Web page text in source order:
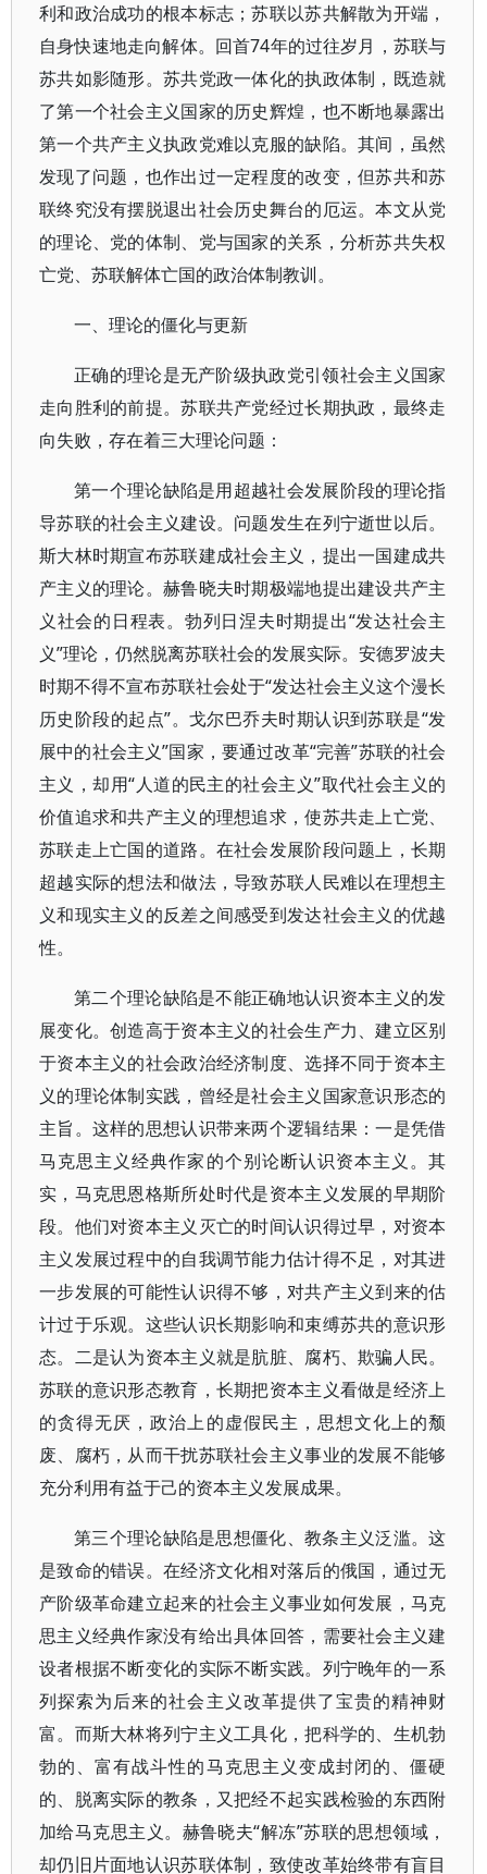
利和政治成功的根本标志；苏联以苏共解散为开端，
自身快速地走向解体。回首74年的过往岁月，苏联与
苏共如影随形。苏共党政一体化的执政体制，既造就
了第一个社会主义国家的历史辉煌，也不断地暴露出
第一个共产主义执政党难以克服的缺陷。其间，虽然
发现了问题，也作出过一定程度的改变，但苏共和苏
联终究没有摆脱退出社会历史舞台的厄运。本文从党
的理论、党的体制、党与国家的关系，分析苏共失权
亡党、苏联解体亡国的政治体制教训。
一、理论的僵化与更新
正确的理论是无产阶级执政党引领社会主义国家
走向胜利的前提。苏联共产党经过长期执政，最终走
向失败，存在着三大理论问题：
第一个理论缺陷是用超越社会发展阶段的理论指
导苏联的社会主义建设。问题发生在列宁逝世以后。
斯大林时期宣布苏联建成社会主义，提出一国建成共
产主义的理论。赫鲁晓夫时期极端地提出建设共产主
义社会的日程表。勃列日涅夫时期提出“发达社会主
义”理论，仍然脱离苏联社会的发展实际。安德罗波夫
时期不得不宣布苏联社会处于“发达社会主义这个漫长
历史阶段的起点”。戈尔巴乔夫时期认识到苏联是“发
展中的社会主义”国家，要通过改革“完善”苏联的社会
主义，却用“人道的民主的社会主义”取代社会主义的
价值追求和共产主义的理想追求，使苏共走上亡党、
苏联走上亡国的道路。在社会发展阶段问题上，长期
超越实际的想法和做法，导致苏联人民难以在理想主
义和现实主义的反差之间感受到发达社会主义的优越
性。
第二个理论缺陷是不能正确地认识资本主义的发
展变化。创造高于资本主义的社会生产力、建立区别
于资本主义的社会政治经济制度、选择不同于资本主
义的理论体制实践，曾经是社会主义国家意识形态的
主旨。这样的思想认识带来两个逻辑结果：一是凭借
马克思主义经典作家的个别论断认识资本主义。其
实，马克思恩格斯所处时代是资本主义发展的早期阶
段。他们对资本主义灭亡的时间认识得过早，对资本
主义发展过程中的自我调节能力估计得不足，对其进
一步发展的可能性认识得不够，对共产主义到来的估
计过于乐观。这些认识长期影响和束缚苏共的意识形
态。二是认为资本主义就是肮脏、腐朽、欺骗人民。
苏联的意识形态教育，长期把资本主义看做是经济上
的贪得无厌，政治上的虚假民主，思想文化上的颓
废、腐朽，从而干扰苏联社会主义事业的发展不能够
充分利用有益于己的资本主义发展成果。
第三个理论缺陷是思想僵化、教条主义泛滥。这
是致命的错误。在经济文化相对落后的俄国，通过无
产阶级革命建立起来的社会主义事业如何发展，马克
思主义经典作家没有给出具体回答，需要社会主义建
设者根据不断变化的实际不断实践。列宁晚年的一系
列探索为后来的社会主义改革提供了宝贵的精神财
富。而斯大林将列宁主义工具化，把科学的、生机勃
勃的、富有战斗性的马克思主义变成封闭的、僵硬
的、脱离实际的教条，又把经不起实践检验的东西附
加给马克思主义。赫鲁晓夫“解冻”苏联的思想领域，
却仍旧片面地认识苏联体制，致使改革始终带有盲目